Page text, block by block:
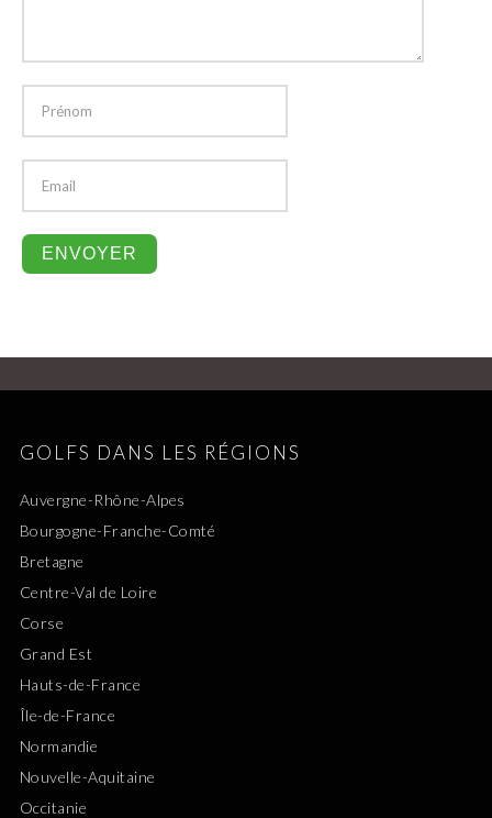
GOLFS DANS LES RÉGIONS
Auvergne-Rhône-Alpes
Bourgogne-Franche-Comté
Bretagne
Centre-Val de Loire
Corse
Grand Est
Hauts-de-France
Île-de-France
Normandie
Nouvelle-Aquitaine
Occitanie